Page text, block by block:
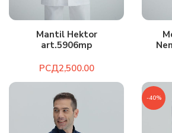
Mantil Hektor
art.5906mp
РСД
-40%